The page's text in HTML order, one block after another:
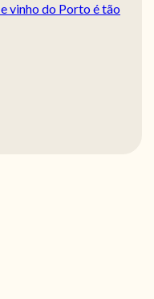
vinho do Porto é tão